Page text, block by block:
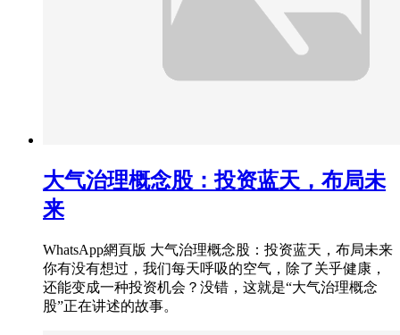
大气治理概念股：投资蓝天，布局未
来
WhatsApp網頁版 大气治理概念股：投资蓝天，布局未来
你有没有想过，我们每天呼吸的空气，除了关乎健康，
还能变成一种投资机会？没错，这就是“大气治理概念
股”正在讲述的故事。